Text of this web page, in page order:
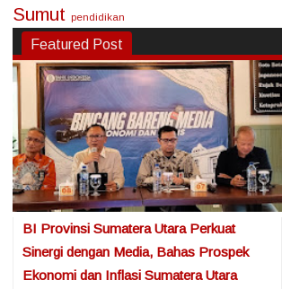
Sumut pendidikan
Featured Post
BI Provinsi Sumatera Utara Perkuat
Sinergi dengan Media, Bahas Prospek
Ekonomi dan Inflasi Sumatera Utara